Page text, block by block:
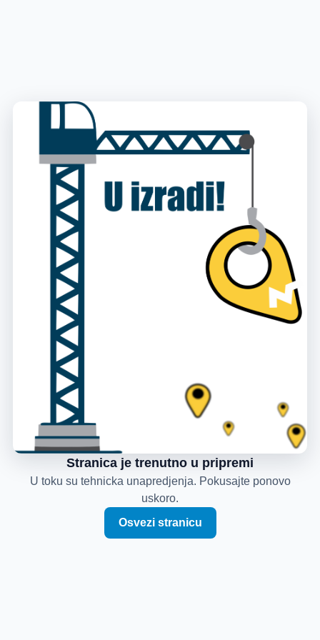
Stranica je trenutno u pripremi
U toku su tehnicka unapredjenja. Pokusajte ponovo
uskoro.
Osvezi stranicu